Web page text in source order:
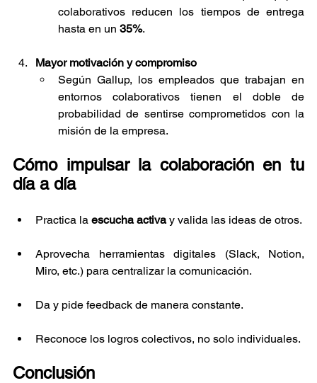
colaborativos reducen los tiempos de entrega
hasta en un 35%.
Mayor motivación y compromiso
Según Gallup, los empleados que trabajan en
entornos colaborativos tienen el doble de
probabilidad de sentirse comprometidos con la
misión de la empresa.
Cómo impulsar la colaboración en tu
día a día
Practica la escucha activa y valida las ideas de otros.
Aprovecha herramientas digitales (Slack, Notion,
Miro, etc.) para centralizar la comunicación.
Da y pide feedback de manera constante.
Reconoce los logros colectivos, no solo individuales.
Conclusión